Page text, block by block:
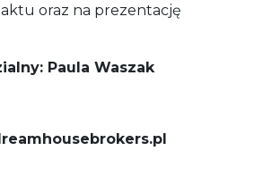
oraz na prezentację
Paula Waszak